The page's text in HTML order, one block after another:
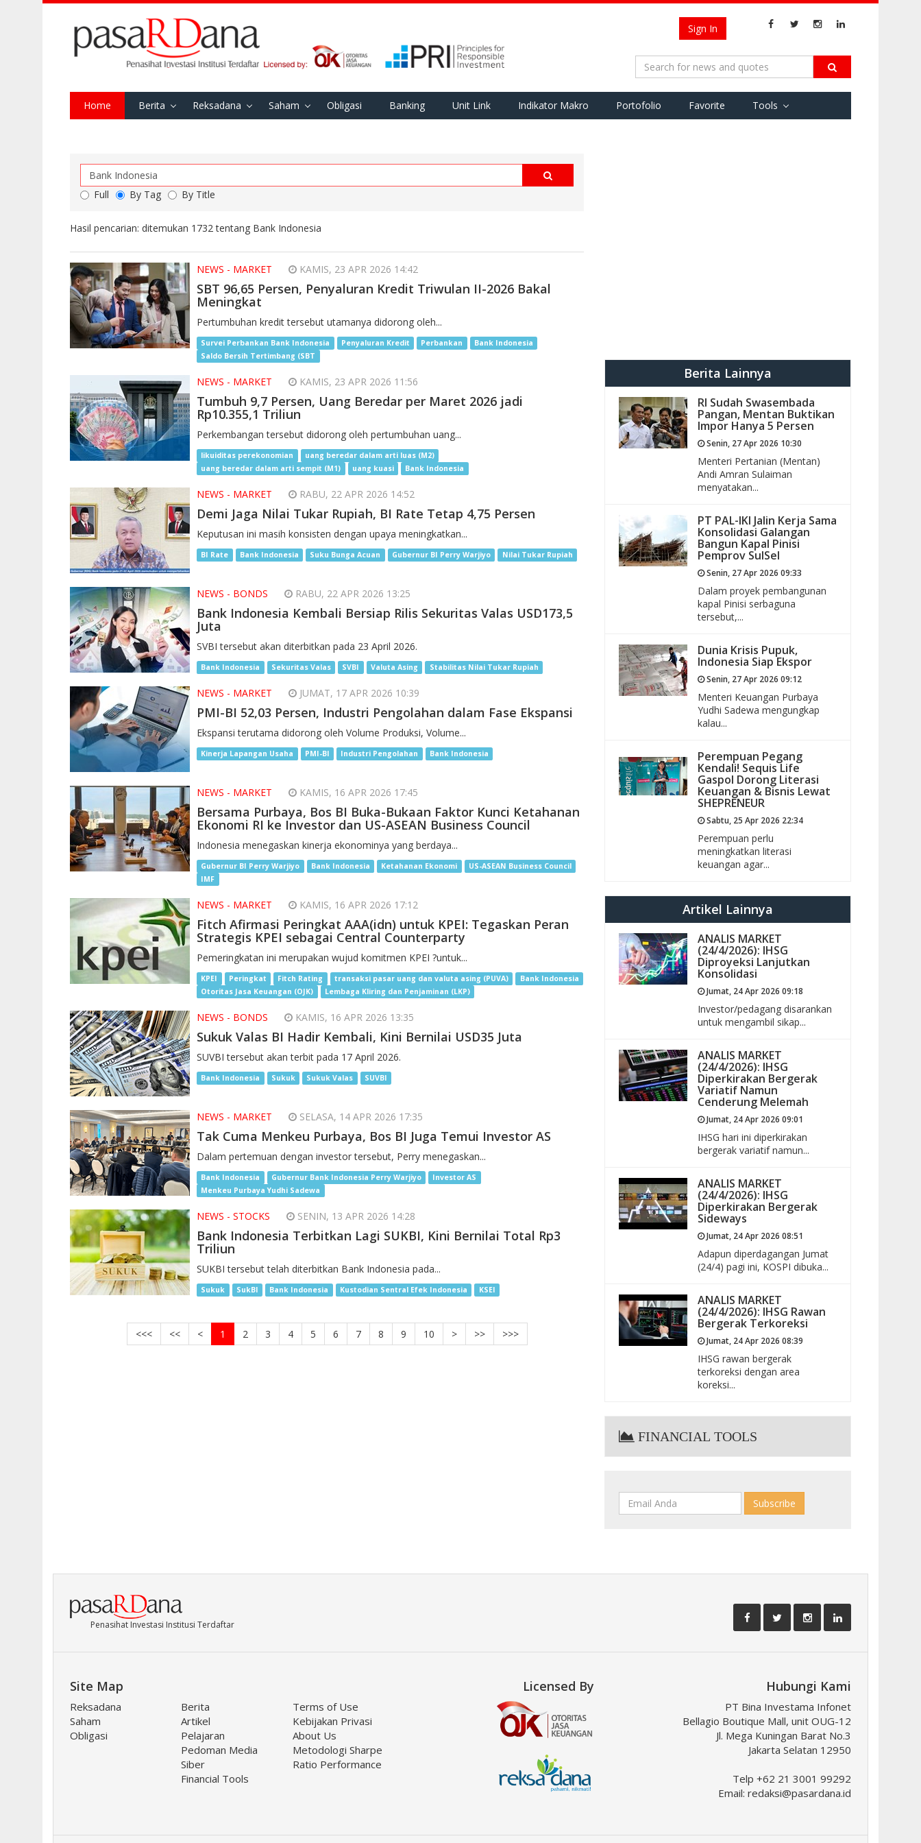
Sign In
Home Berita Reksadana Saham Obligasi Banking Unit Link Indikator Makro Portofolio Favorite Tools
Full By Tag By Title
Hasil pencarian: ditemukan 1732 tentang Bank Indonesia
NEWS - MARKET KAMIS, 23 APR 2026 14:42
SBT 96,65 Persen, Penyaluran Kredit Triwulan II-2026 Bakal
Meningkat
Pertumbuhan kredit tersebut utamanya didorong oleh...
Survei Perbankan Bank Indonesia Penyaluran Kredit Perbankan
Bank Indonesia
Saldo Bersih Tertimbang (SBT
NEWS - MARKET KAMIS, 23 APR 2026 11:56
Tumbuh 9,7 Persen, Uang Beredar per Maret 2026 jadi
Rp10.355,1 Triliun
Perkembangan tersebut didorong oleh pertumbuhan uang...
likuiditas perekonomian
uang beredar dalam arti luas (M2)
uang beredar dalam arti sempit (M1)
uang kuasi Bank Indonesia
NEWS - MARKET RABU, 22 APR 2026 14:52
Demi Jaga Nilai Tukar Rupiah, BI Rate Tetap 4,75 Persen
Keputusan ini masih konsisten dengan upaya meningkatkan...
BI Rate Bank Indonesia Suku Bunga Acuan Gubernur BI Perry Warjiyo Nilai Tukar Rupiah
NEWS - BONDS RABU, 22 APR 2026 13:25
Bank Indonesia Kembali Bersiap Rilis Sekuritas Valas USD173,5
Juta
SVBI tersebut akan diterbitkan pada 23 April 2026.
Bank Indonesia Sekuritas Valas SVBI Valuta Asing Stabilitas Nilai Tukar Rupiah
NEWS - MARKET JUMAT, 17 APR 2026 10:39
PMI-BI 52,03 Persen, Industri Pengolahan dalam Fase Ekspansi
Ekspansi terutama didorong oleh Volume Produksi, Volume...
Kinerja Lapangan Usaha PMI-BI Industri Pengolahan Bank Indonesia
NEWS - MARKET KAMIS, 16 APR 2026 17:45
Bersama Purbaya, Bos BI Buka-Bukaan Faktor Kunci Ketahanan
Ekonomi RI ke Investor dan US-ASEAN Business Council
Indonesia menegaskan kinerja ekonominya yang berdaya...
Gubernur BI Perry Warjiyo Bank Indonesia Ketahanan Ekonomi
US-ASEAN Business Council
IMF
NEWS - MARKET KAMIS, 16 APR 2026 17:12
Fitch Afirmasi Peringkat AAA(idn) untuk KPEI: Tegaskan Peran
Strategis KPEI sebagai Central Counterparty
Pemeringkatan ini merupakan wujud komitmen KPEI ?untuk...
KPEI Peringkat Fitch Rating transaksi pasar uang dan valuta asing (PUVA)
Bank Indonesia
Otoritas Jasa Keuangan (OJK)
Lembaga Kliring dan Penjaminan (LKP)
NEWS - BONDS KAMIS, 16 APR 2026 13:35
Sukuk Valas BI Hadir Kembali, Kini Bernilai USD35 Juta
SUVBI tersebut akan terbit pada 17 April 2026.
Bank Indonesia Sukuk Sukuk Valas SUVBI
NEWS - MARKET SELASA, 14 APR 2026 17:35
Tak Cuma Menkeu Purbaya, Bos BI Juga Temui Investor AS
Dalam pertemuan dengan investor tersebut, Perry menegaskan...
Bank Indonesia Gubernur Bank Indonesia Perry Warjiyo
Investor AS
Menkeu Purbaya Yudhi Sadewa
NEWS - STOCKS SENIN, 13 APR 2026 14:28
Bank Indonesia Terbitkan Lagi SUKBI, Kini Bernilai Total Rp3
Triliun
SUKBI tersebut telah diterbitkan Bank Indonesia pada...
Sukuk SukBI Bank Indonesia Kustodian Sentral Efek Indonesia KSEI
<<< << < 1 2 3 4 5 6 7 8 9 10 > >> >>>
Berita Lainnya
RI Sudah Swasembada
Pangan, Mentan Buktikan
Impor Hanya 5 Persen
Senin, 27 Apr 2026 10:30
Menteri Pertanian (Mentan)
Andi Amran Sulaiman
menyatakan...
PT PAL-IKI Jalin Kerja Sama
Konsolidasi Galangan
Bangun Kapal Pinisi
Pemprov SulSel
Senin, 27 Apr 2026 09:33
Dalam proyek pembangunan
kapal Pinisi serbaguna
tersebut,...
Dunia Krisis Pupuk,
Indonesia Siap Ekspor
Senin, 27 Apr 2026 09:12
Menteri Keuangan Purbaya
Yudhi Sadewa mengungkap
kalau...
Perempuan Pegang
Kendali! Sequis Life
Gaspol Dorong Literasi
Keuangan & Bisnis Lewat
SHEPRENEUR
Sabtu, 25 Apr 2026 22:34
Perempuan perlu
meningkatkan literasi
keuangan agar...
Artikel Lainnya
ANALIS MARKET
(24/4/2026): IHSG
Diproyeksi Lanjutkan
Konsolidasi
Jumat, 24 Apr 2026 09:18
Investor/pedagang disarankan
untuk mengambil sikap...
ANALIS MARKET
(24/4/2026): IHSG
Diperkirakan Bergerak
Variatif Namun
Cenderung Melemah
Jumat, 24 Apr 2026 09:01
IHSG hari ini diperkirakan
bergerak variatif namun...
ANALIS MARKET
(24/4/2026): IHSG
Diperkirakan Bergerak
Sideways
Jumat, 24 Apr 2026 08:51
Adapun diperdagangan Jumat
(24/4) pagi ini, KOSPI dibuka...
ANALIS MARKET
(24/4/2026): IHSG Rawan
Bergerak Terkoreksi
Jumat, 24 Apr 2026 08:39
IHSG rawan bergerak
terkoreksi dengan area
koreksi...
FINANCIAL TOOLS
Penasihat Investasi Institusi Terdaftar
Site Map
Reksadana
Saham
Obligasi
Berita
Artikel
Pelajaran
Pedoman Media
Siber
Financial Tools
Terms of Use
Kebijakan Privasi
About Us
Metodologi Sharpe
Ratio Performance
Licensed By Hubungi Kami
PT Bina Investama Infonet
Bellagio Boutique Mall, unit OUG-12
Jl. Mega Kuningan Barat No.3
Jakarta Selatan 12950
Telp +62 21 3001 99292
Email: redaksi@pasardana.id